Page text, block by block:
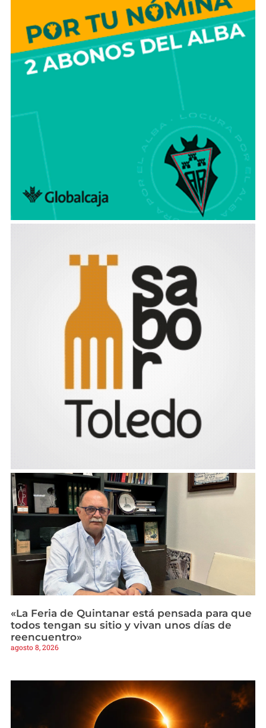
«La Feria de Quintanar está pensada para que
todos tengan su sitio y vivan unos días de
reencuentro»
agosto 8, 2026